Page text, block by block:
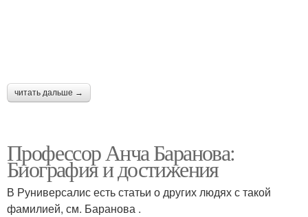
читать дальше →
Профессор Анча Баранова:
Биография и достижения
В Руниверсалис есть статьи о других людях с такой
фамилией, см. Баранова .